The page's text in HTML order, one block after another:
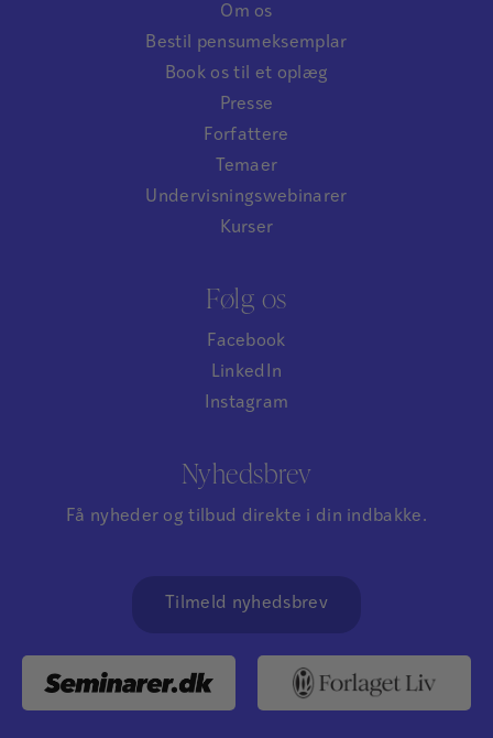
Om os
Bestil pensumeksemplar
Book os til et oplæg
Presse
Forfattere
Temaer
Undervisningswebinarer
Kurser
Følg os
Facebook
LinkedIn
Instagram
Nyhedsbrev
Få nyheder og tilbud direkte i din indbakke.
Tilmeld nyhedsbrev